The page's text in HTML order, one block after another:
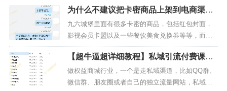
个，上架几个?答：下架之后不用删除啊，编辑一个一模一样的链接，上
架也不会重复，因为最多也就两个。如果说你有四五个...
为什么不建议把卡密商品上架到电商渠道
去销售呢？
九六城堡里面有很多卡密的商品，包括红包封面，
影视会员卡盟以及一些餐饮美食兑换券等等，而且
我们也能实现卡密商品在闲鱼等电商渠道商自动充
值自动发货，之前还写过一篇教程：九六商城卡密
商品在闲鱼上实现自动发货的教程，但是我们这里
还是依然不建议大家把卡密商品上架到电商，为什
【超牛逼超详细教程】私域引流付费课程
教程，从零开始纯实操分享
做权益商城行业，一个是走私域渠道，比如QQ群、
微信群、朋友圈或者自己的独立流量网站，私域引